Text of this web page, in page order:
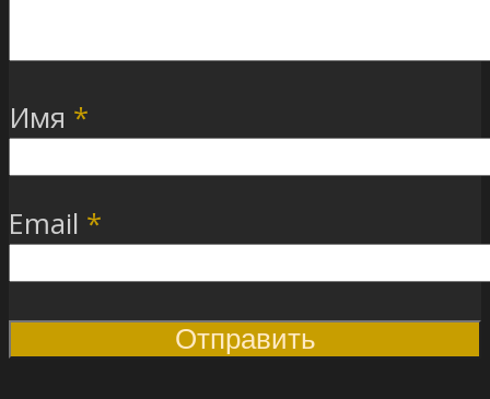
Имя *
Email *